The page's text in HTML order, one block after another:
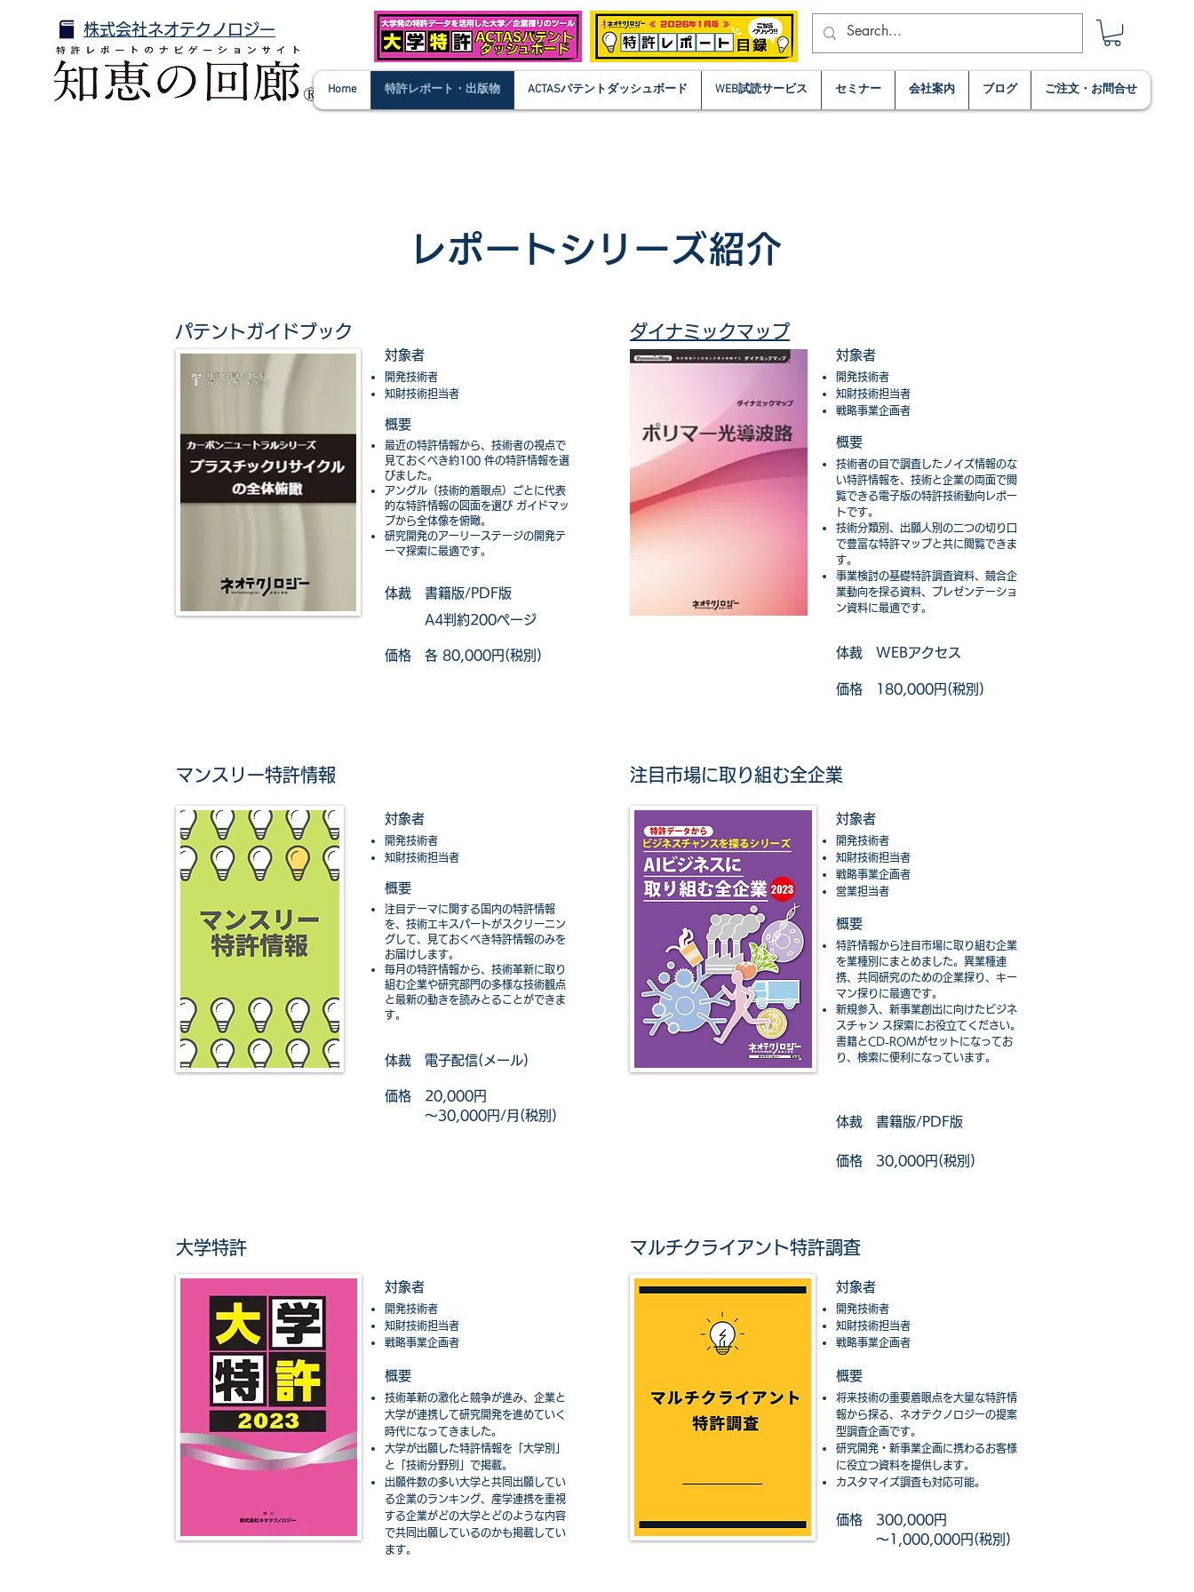
株式会社ネオテクノロジー
Home 特許レポート・出版物 ACTASパテントダッシュボード WEB試読サービス セミナー 会社案内 ブログ ご注文・お問合せ
レポートシリーズ紹介
パテントガイドブック
対象者
開発技術者
知財技術担当者
​概要​
​最近の特許情報から、技術者の視点で
見ておくべき約100 件の特許情報を選
びました。
アングル（技術的着眼点）ごとに代表
的な特許情報の図面を選び ガイドマッ
プから全体像を俯瞰。
研究開発のアーリーステージの開発テ
ーマ探索に最適です。
​体裁​
書籍版/PDF版
A4判約200ページ
​価格​ 各 80,000円(税別)
ダイナミックマップ
対象者
開発技術者
知財技術担当者
戦略事業企画者
​概要​
技術者の目で調査したノイズ情報のな
い特許情報を、技術と企業の両面で閲
覧できる電子版の特許技術動向レポー
トです。
技術分類別、出願人別の二つの切り口
で豊富な特許マップと共に閲覧できま
す。
事業検討の基礎特許調査資料、競合企
業動向を探る資料、プレゼンテーショ
ン資料に最適です。
​体裁​ WEBアクセス
​価格​ 180,000円(税別)
マンスリー特許情報
対象者
開発技術者
知財技術担当者
​概要​
​注目テーマに関する国内の特許情報
を、技術エキスパートがスクリーニン
グして、見ておくべき特許情報のみを
お届けします。
毎月の特許情報から、技術革新に取り
組む企業や研究部門の多様な技術観点
と最新の動きを読みとることができま
す。
​体裁​ 電子配信(メール)
​価格​ 20,000円
～30,000円/月(税別)
注目市場に取り組む全企業
対象者
開発技術者
知財技術担当者
戦略事業企画者
​営業担当者
​概要​
特許情報から注目市場に取り組む企業
を業種別にまとめました。異業種連
携、共同研究のための企業探り、キー
マン探りに最適です。
新規参入、新事業創出に向けたビジネ
スチャン ス探索にお役立てください。
書籍とCD-ROMがセットになってお
り、検索に便利になっています。
​体裁​ 書籍版/PDF版
​価格​ 30,000円(税別)
大学特許
対象者
開発技術者
知財技術担当者
戦略事業企画者
​概要​
技術革新の激化と競争が進み、企業と
大学が連携して研究開発を進めていく
時代になってきました。
大学が出願した特許情報を「大学別」
と「技術分野別」で掲載。
出願件数の多い大学と共同出願してい
る企業のランキング、産学連携を重視
する企業がどの大学とどのような内容
で共同出願しているのかも掲載してい
ます。
マルチクライアント特許調査
対象者
開発技術者
知財技術担当者
戦略事業企画者
​概要​
将来技術の重要着眼点を大量な特許情
報から探る、ネオテクノロジーの提案
型調査企画です。
研究開発・新事業企画に携わるお客様
に役立つ資料を提供します。
​カスタマイズ調査も対応可能。
​価格​ 300,000円
～1,000,000円(税別)